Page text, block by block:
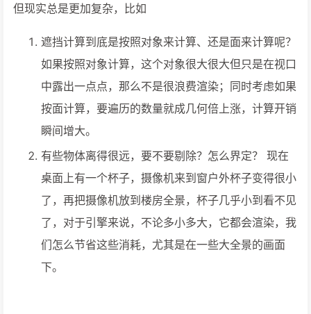
但现实总是更加复杂，比如
遮挡计算到底是按照对象来计算、还是面来计算呢？
如果按照对象计算，这个对象很大很大但只是在视口
中露出一点点，那么不是很浪费渲染；同时考虑如果
按面计算，要遍历的数量就成几何倍上涨，计算开销
瞬间增大。
有些物体离得很远，要不要剔除？怎么界定？ 现在
桌面上有一个杯子，摄像机来到窗户外杯子变得很小
了，再把摄像机放到楼房全景，杯子几乎小到看不见
了，对于引擎来说，不论多小多大，它都会渲染，我
们怎么节省这些消耗，尤其是在一些大全景的画面
下。